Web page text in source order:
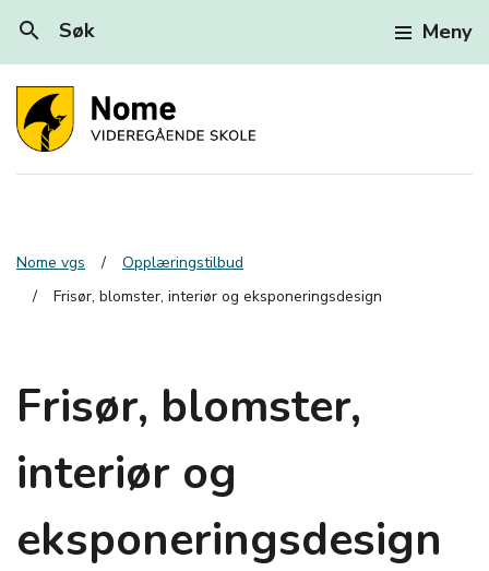
search Søk Meny
Nome vgs
Opplæringstilbud
Frisør, blomster, interiør og eksponeringsdesign
Frisør, blomster,
interiør og
eksponeringsdesign